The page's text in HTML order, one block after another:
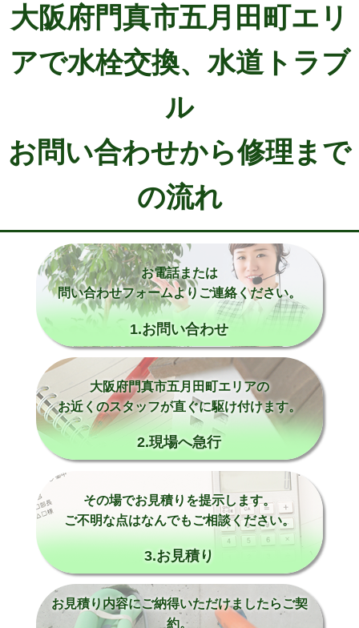
大阪府門真市五月田町エリ
アで水栓交換、水道トラブ
ル
お問い合わせから修理まで
の流れ
お電話または
問い合わせフォームよりご連絡ください。
1.お問い合わせ
大阪府門真市五月田町エリアの
お近くのスタッフが直ぐに駆け付けます。
2.現場へ急行
その場でお見積りを提示します。
ご不明な点はなんでもご相談ください。
3.お見積り
お見積り内容にご納得いただけましたらご契
約。